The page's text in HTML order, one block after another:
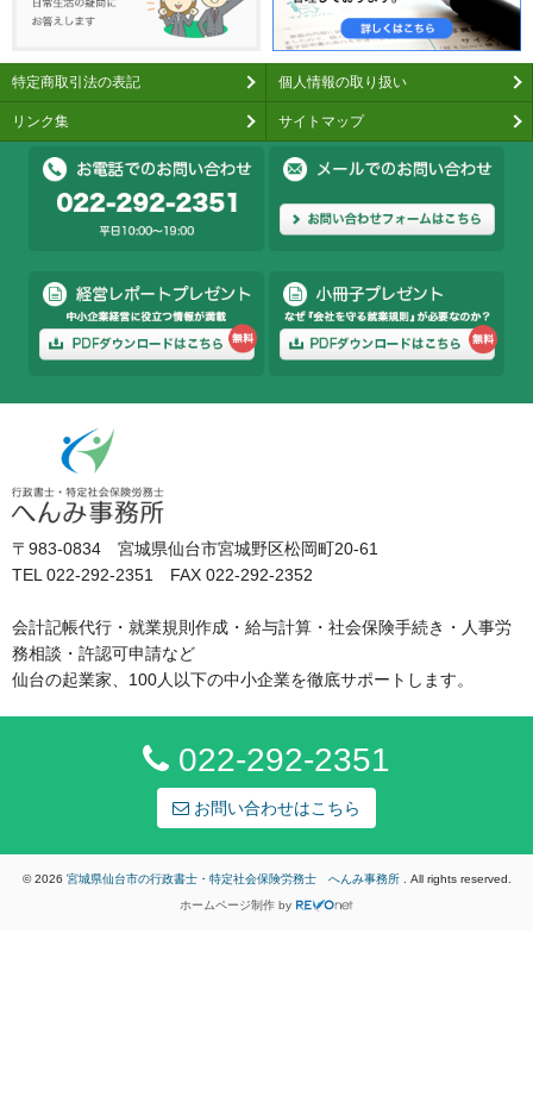
特定商取引法の表記 個人情報の取り扱い
リンク集 サイトマップ
〒983-0834 宮城県仙台市宮城野区松岡町20-61
TEL 022-292-2351 FAX 022-292-2352
会計記帳代行・就業規則作成・給与計算・社会保険手続き・人事労
務相談・許認可申請など
仙台の起業家、100人以下の中小企業を徹底サポートします。
022-292-2351
お問い合わせはこちら
© 2026 宮城県仙台市の行政書士・特定社会保険労務士 へんみ事務所 . All rights reserved.
ホームページ制作by